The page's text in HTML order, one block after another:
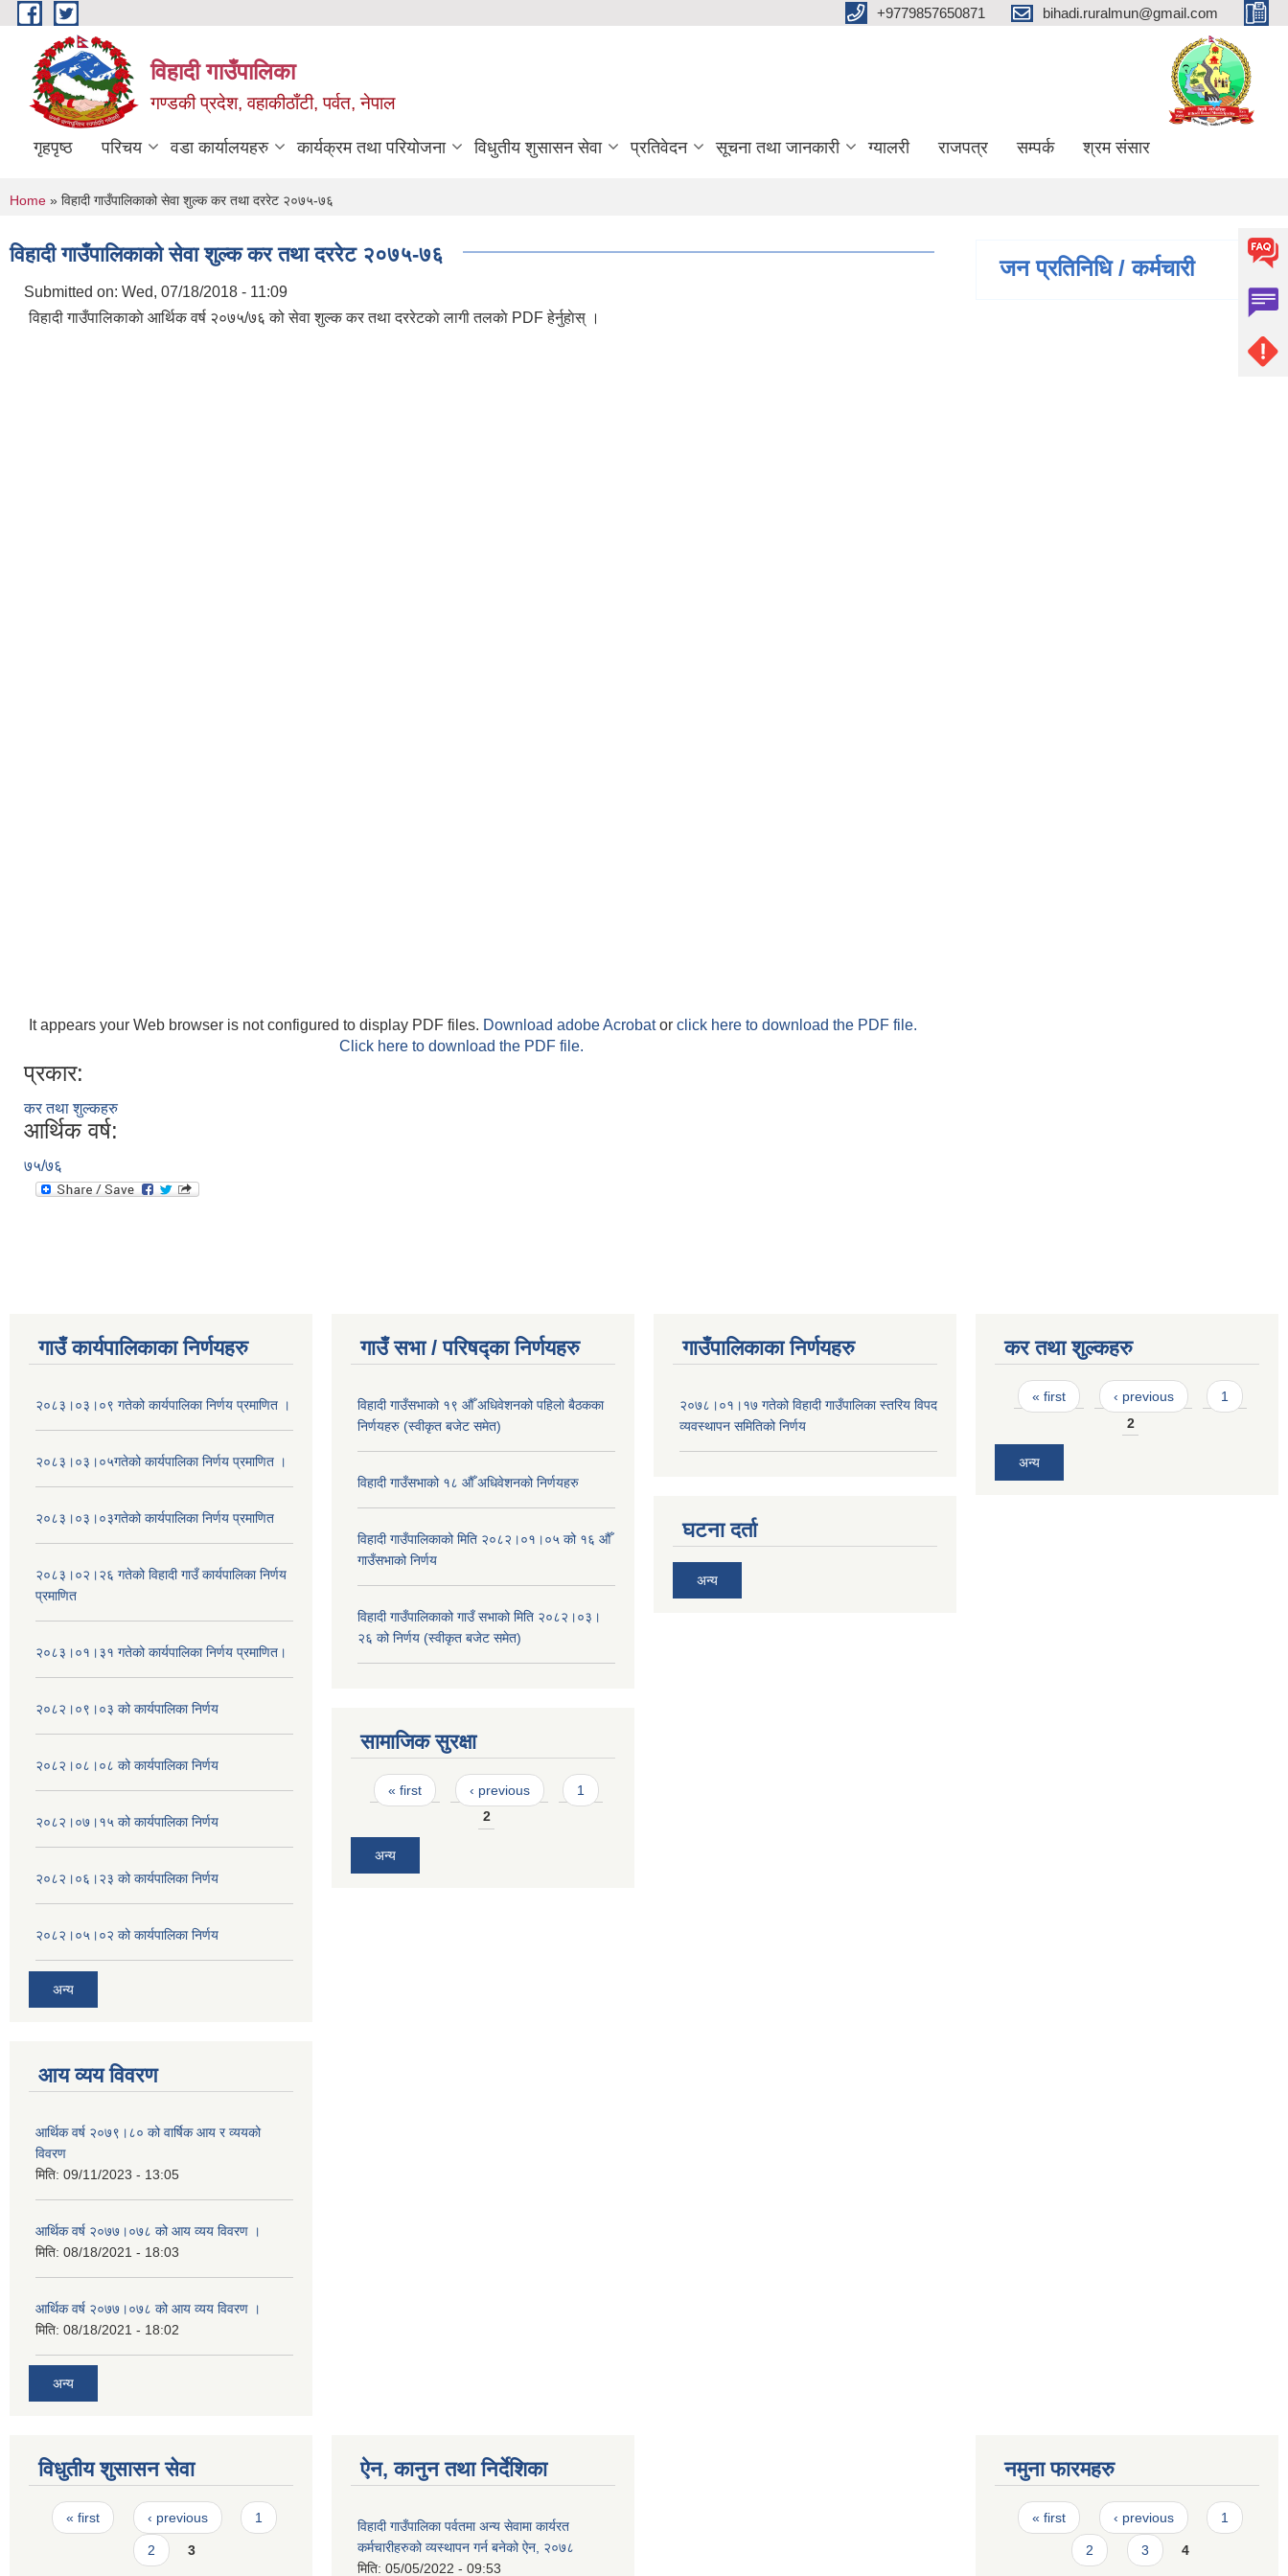
Skip to main content +9779857650871 bihadi.ruralmun@gmail.com
विहादी गाउँपालिका
गण्डकी प्रदेश, वहाकीठाँटी, पर्वत, नेपाल
गृहपृष्ठ परिचय वडा कार्यालयहरु कार्यक्रम तथा परियोजना विधुतीय शुसासन सेवा प्रतिवेदन सूचना तथा जानकारी ग्यालरी राजपत्र सम्पर्क श्रम संसार
You are here
Home » विहादी गाउँपालिकाको सेवा शुल्क कर तथा दररेट २०७५-७६
विहादी गाउँपालिकाको सेवा शुल्क कर तथा दररेट २०७५-७६
Submitted on: Wed, 07/18/2018 - 11:09
विहादी गाउँपालिकाकाे आर्थिक वर्ष २०७५/७६ को सेवा शुल्क कर तथा दररेटकाे लागी तलकाे PDF हेर्नुहाेस् ।
It appears your Web browser is not configured to display PDF files. Download adobe Acrobator click here to download the PDF file.
Click here to download the PDF file.
प्रकार:
कर तथा शुल्कहरु
आर्थिक वर्ष:
७५/७६
जन प्रतिनिधि / कर्मचारी
गाउँ कार्यपालिकाका निर्णयहरु
२०८३।०३।०९ गतेको कार्यपालिका निर्णय प्रमाणित ।
२०८३।०३।०५गतेको कार्यपालिका निर्णय प्रमाणित ।
२०८३।०३।०३गतेको कार्यपालिका निर्णय प्रमाणित
२०८३।०२।२६ गतेको विहादी गाउँ कार्यपालिका निर्णय
प्रमाणित
२०८३।०१।३१ गतेको कार्यपालिका निर्णय प्रमाणित।
२०८२।०९।०३ को कार्यपालिका निर्णय
२०८२।०८।०८ को कार्यपालिका निर्णय
२०८२।०७।१५ को कार्यपालिका निर्णय
२०८२।०६।२३ को कार्यपालिका निर्णय
२०८२।०५।०२ को कार्यपालिका निर्णय
अन्य
आय व्यय विवरण
आर्थिक वर्ष २०७९।८० को वार्षिक आय र व्ययको
विवरण
मिति: 09/11/2023 - 13:05
आर्थिक वर्ष २०७७।०७८ को आय व्यय विवरण ।
मिति: 08/18/2021 - 18:03
आर्थिक वर्ष २०७७।०७८ को आय व्यय विवरण ।
मिति: 08/18/2021 - 18:02
अन्य
गाउँ सभा / परिषद्का निर्णयहरु
विहादी गाउँसभाको १९ औँ अधिवेशनको पहिलो बैठकका
निर्णयहरु (स्वीकृत बजेट समेत)
विहादी गाउँसभाको १८ औँ अधिवेशनको निर्णयहरु
विहादी गाउँपालिकाको मिति २०८२।०१।०५ को १६ औँ
गाउँसभाको निर्णय
विहादी गाउँपालिकाको गाउँ सभाको मिति २०८२।०३।
२६ को निर्णय (स्वीकृत बजेट समेत)
सामाजिक सुरक्षा
Pages
« first ‹ previous
1
2
अन्य
गाउँपालिकाका निर्णयहरु
२०७८।०१।१७ गतेको विहादी गाउँपालिका स्तरिय विपद
व्यवस्थापन समितिको निर्णय
घटना दर्ता
अन्य
कर तथा शुल्कहरु
Pages
« first ‹ previous
1
2
अन्य
विधुतीय शुसासन सेवा
Pages
« first ‹ previous 1
2 3
ऐन, कानुन तथा निर्देशिका
विहादी गाउँपालिका पर्वतमा अन्य सेवामा कार्यरत
कर्मचारीहरुको व्यस्थापन गर्न बनेको ऐन, २०७८
मिति: 05/05/2022 - 09:53
नमुना फारमहरु
Pages
« first ‹ previous 1
2 3 4